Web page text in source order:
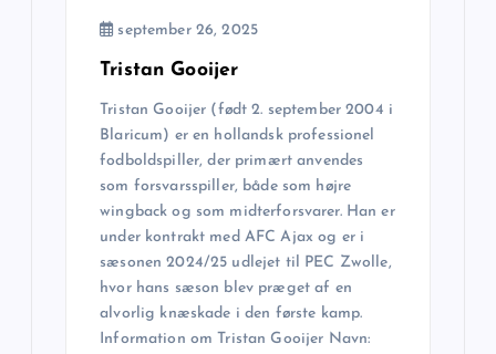
september 26, 2025
Tristan Gooijer
Tristan Gooijer (født 2. september 2004 i
Blaricum) er en hollandsk professionel
fodboldspiller, der primært anvendes
som forsvarsspiller, både som højre
wingback og som midterforsvarer. Han er
under kontrakt med AFC Ajax og er i
sæsonen 2024/25 udlejet til PEC Zwolle,
hvor hans sæson blev præget af en
alvorlig knæskade i den første kamp.
Information om Tristan Gooijer Navn: